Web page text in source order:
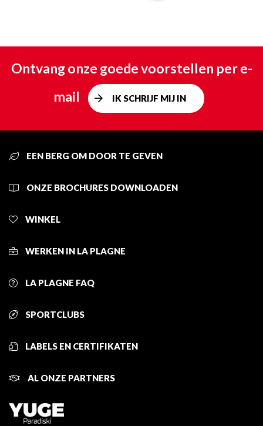
Ontvang onze goede voorstellen per e-
mail
IK SCHRIJF MIJ IN
EEN BERG OM DOOR TE GEVEN
ONZE BROCHURES DOWNLOADEN
WINKEL
WERKEN IN LA PLAGNE
LA PLAGNE FAQ
SPORTCLUBS
LABELS EN CERTIFIKATEN
AL ONZE PARTNERS